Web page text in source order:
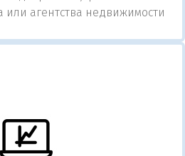
агентства недвижимости